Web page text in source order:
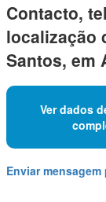
Contacto,
localização
Santos, em
Ver dados
Enviar